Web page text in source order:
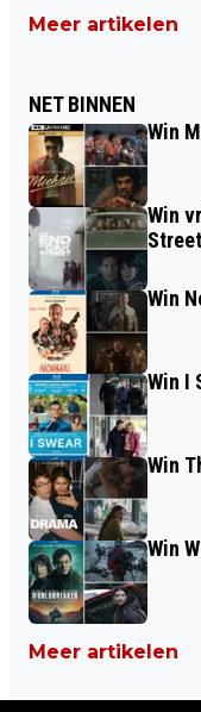
Meer artikelen
NET BINNEN
Win
Win
Street
Win
Win I
Win
Win
Meer artikelen